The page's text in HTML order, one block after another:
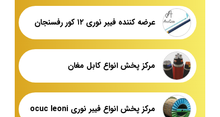
عرضه کننده فیبر نوری ۱۲ کور رفسنجان
مرکز پخش انواع کابل مغان
مرکز پخش انواع فیبر نوری ocuc leoni